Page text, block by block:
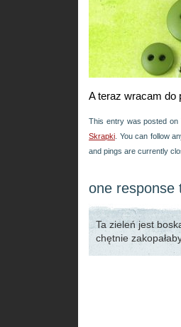
A teraz wracam do
This entry was posted
Skrapki . You can follow
and pings are currently
one response
Ta zieleń jest
chętnie